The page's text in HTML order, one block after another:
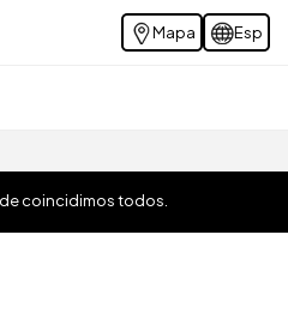
Mapa Esp
coincidimos todos.